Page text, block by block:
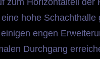
zum Horizontalteil der
hohe
engen
Durchgang